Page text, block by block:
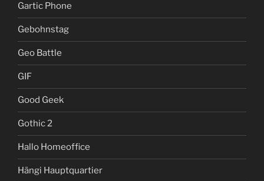
Gartic Phone
Gebohnstag
Geo Battle
GIF
Good Geek
Gothic 2
Hallo Homeoffice
Hängi Hauptquartier